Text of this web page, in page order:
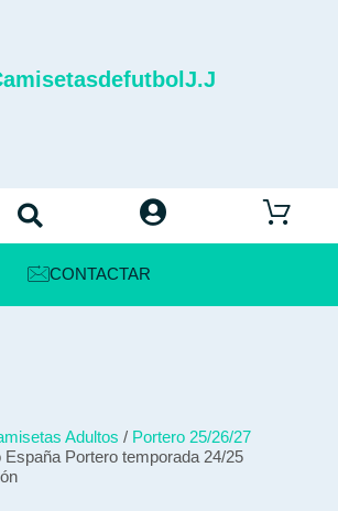
CONTACTAR
Adultos / Portero 25/26/27
España Portero temporada 24/25